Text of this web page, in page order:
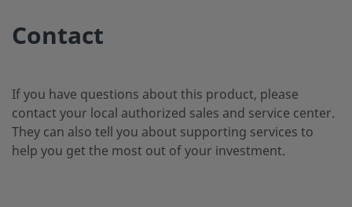
SS-1VF4
SS-1VM4 Edelstahl 316 1/4 Zoll NPT
Contact
If you have questions about this product, please
contact your local authorized sales and service center.
They can also tell you about supporting services to
help you get the most out of your investment.